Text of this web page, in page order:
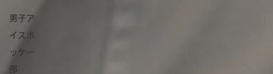
男子ア
イスホ
ッケー
部